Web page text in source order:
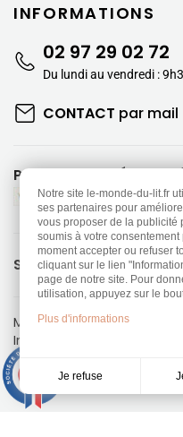
INFORMATIONS
02 97 29 02 72
Du lundi au vendredi :
CONTACT par mail
PAIEMENTS
SUIVEZ-NOUS
Mentions légales-
Information sur les Cookies
RéalisationDream me up
Notre site le-monde-du-lit.fr
ses partenaires pour
vous proposer de la publicité
soumis à votre
moment accepter ou refuser
cliquant sur le lien
page de notre site. Pour
utilisation, appuyez sur le
Plus d'informations
Je refuse